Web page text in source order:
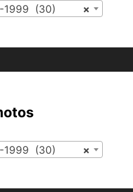
×
1999 (30)
×
1999 (30)